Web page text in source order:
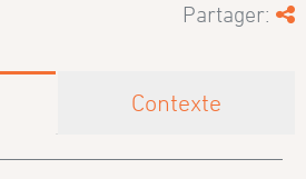
Partager:
Contexte